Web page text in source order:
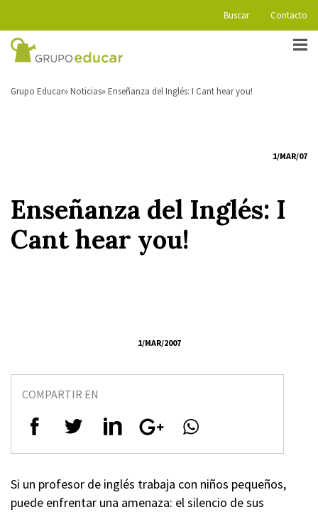
Buscar Contacto
Grupo Educar Noticias Enseñanza del Inglés: I Cant hear you!
1/MAR/07
Enseñanza del Inglés: I
Cant hear you!
1/MAR/2007
COMPARTIR EN
Si un profesor de inglés trabaja con niños pequeños,
puede enfrentar una amenaza: el silencio de sus